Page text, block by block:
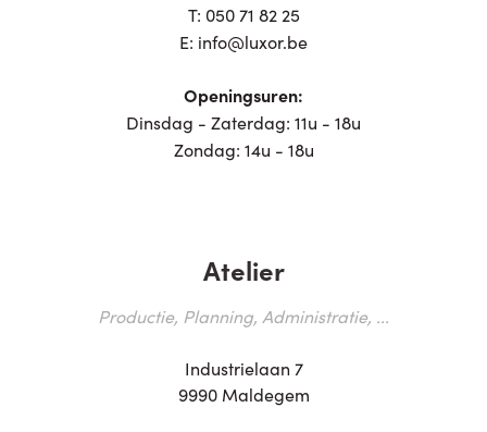
T: 050 71 82 25
E: info@luxor.be
Openingsuren:
Dinsdag - Zaterdag: 11u - 18u
Zondag: 14u - 18u
Atelier
Productie, Planning, Administratie, ...
Industrielaan 7
9990 Maldegem